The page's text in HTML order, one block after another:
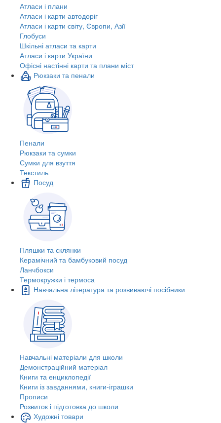
Атласи і плани
Атласи і карти автодоріг
Атласи і карти світу, Європи, Азії
Глобуси
Шкільні атласи та карти
Атласи і карти України
Офісні настінні карти та плани міст
Рюкзаки та пенали
Пенали
Рюкзаки та сумки
Сумки для взуття
Текстиль
Посуд
Пляшки та склянки
Керамічний та бамбуковий посуд
Ланчбокси
Термокружки і термоса
Навчальна література та розвиваючі посібники
Навчальні матеріали для школи
Демонстраційний матеріал
Книги та енциклопедії
Книги із завданнями, книги-іграшки
Прописи
Розвиток і підготовка до школи
Художні товари